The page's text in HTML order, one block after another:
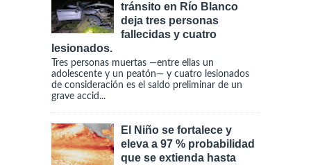
tránsito en Río Blanco
deja tres personas
fallecidas y cuatro
lesionados.
Tres personas muertas —entre ellas un
adolescente y un peatón— y cuatro lesionados
de consideración es el saldo preliminar de un
grave accid...
El Niño se fortalece y
eleva a 97 % probabilidad
que se extienda hasta